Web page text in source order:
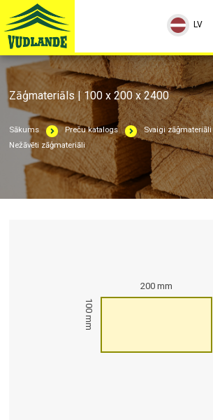
LV
Zāģmateriāls | 100 x 200 x 2400
Sākums Preču katalogs
Svaigi zāģmateriāli
Nežāvēti zāģmateriāli
200 mm
100 mm